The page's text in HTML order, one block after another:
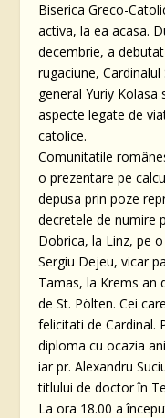
Biserica Greco-
activa, la ea acasa.
decembrie, a
rugaciune,
general Yuriy
aspecte legate de
catolice.
Comunitatile
o prezentare pe
depusa prin poze
decretele de numire
Dobrica, la Linz, pe
Sergiu Dejeu, vicar
Tamas, la Krems an
de St. Pölten. Cei
felicitati de Cardinal.
diploma cu ocazia
iar pr. Alexandru
titlului de doctor în
La ora 18.00 a